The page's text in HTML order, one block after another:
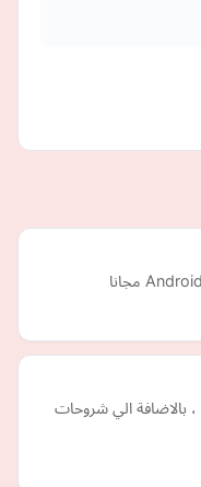
، بالاضافة الي شروحات